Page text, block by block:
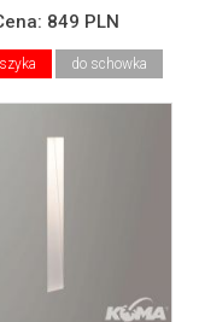
ASTRO
849 PLN
do schowka